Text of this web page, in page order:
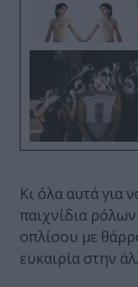
Κι όλα αυτά για
παιχνίδια
οπλίσου με
ευκαιρία στην